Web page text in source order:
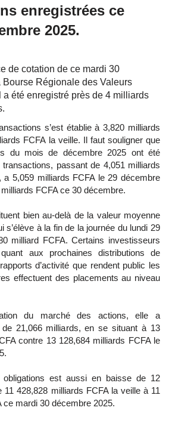
enregistrées ce
2025.
de cotation de ce mardi 30
Régionale des Valeurs
a été enregistré près de 4 milliards
s’est établie à 3,820 milliards
FCFA la veille. Il faut souligner que
du mois de décembre 2025 ont été
passant de 4,051 milliards
a 5,059 milliards FCFA le 29 décembre
FCFA ce 30 décembre.
bien au-delà de la valeur moyenne
s’élève à la fin de la journée du lundi 29
milliard FCFA. Certains investisseurs
aux prochaines distributions de
d’activité que rendent public les
effectuent des placements au niveau
du marché des actions, elle a
21,066 milliards, en se situant à 13
contre 13 128,684 milliards FCFA le
est aussi en baisse de 12
11 428,828 milliards FCFA la veille à 11
ce mardi 30 décembre 2025.